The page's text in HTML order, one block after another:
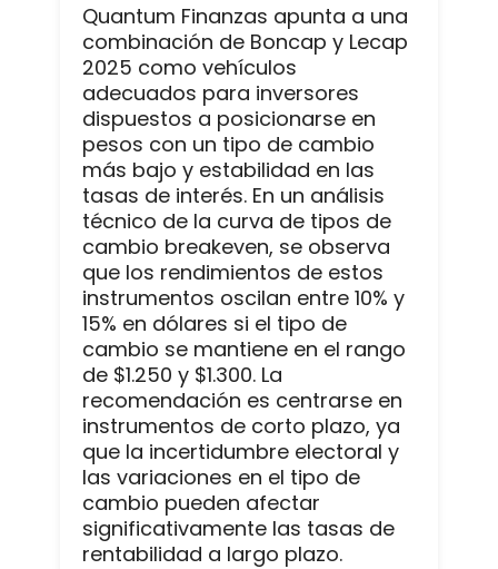
Quantum Finanzas apunta a una
combinación de Boncap y Lecap
2025 como vehículos
adecuados para inversores
dispuestos a posicionarse en
pesos con un tipo de cambio
más bajo y estabilidad en las
tasas de interés. En un análisis
técnico de la curva de tipos de
cambio breakeven, se observa
que los rendimientos de estos
instrumentos oscilan entre 10% y
15% en dólares si el tipo de
cambio se mantiene en el rango
de $1.250 y $1.300. La
recomendación es centrarse en
instrumentos de corto plazo, ya
que la incertidumbre electoral y
las variaciones en el tipo de
cambio pueden afectar
significativamente las tasas de
rentabilidad a largo plazo.